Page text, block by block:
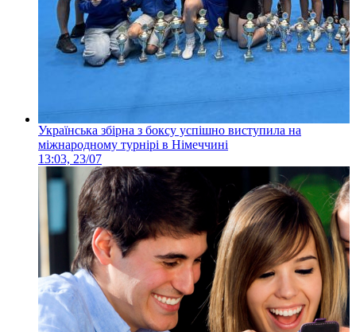
Українська збірна з боксу успішно виступила на
міжнародному турнірі в Німеччині
13:03, 23/07